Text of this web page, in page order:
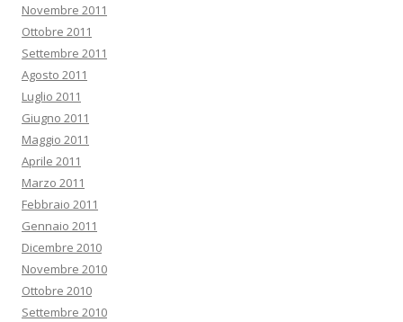
Novembre 2011
Ottobre 2011
Settembre 2011
Agosto 2011
Luglio 2011
Giugno 2011
Maggio 2011
Aprile 2011
Marzo 2011
Febbraio 2011
Gennaio 2011
Dicembre 2010
Novembre 2010
Ottobre 2010
Settembre 2010